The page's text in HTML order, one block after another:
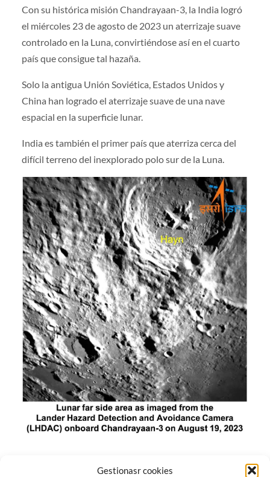
Gestionasr cookies
Con su histórica misión Chandrayaan-3, la India logró
el miércoles 23 de agosto de 2023 un aterrizaje suave
controlado en la Luna, convirtiéndose así en el cuarto
país que consigue tal hazaña.
Solo la antigua Unión Soviética, Estados Unidos y
China han logrado el aterrizaje suave de una nave
espacial en la superficie lunar.
India es también el primer país que aterriza cerca del
difícil terreno del inexplorado polo sur de la Luna.